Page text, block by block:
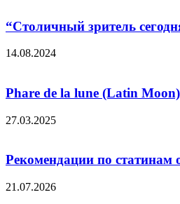
“Столичный зритель
14.08.2024
Phare de la lune (Latin Moon)
27.03.2025
Рекомендации по
21.07.2026